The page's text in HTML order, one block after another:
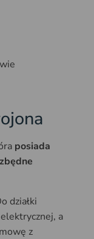
posiada
działki
a
z